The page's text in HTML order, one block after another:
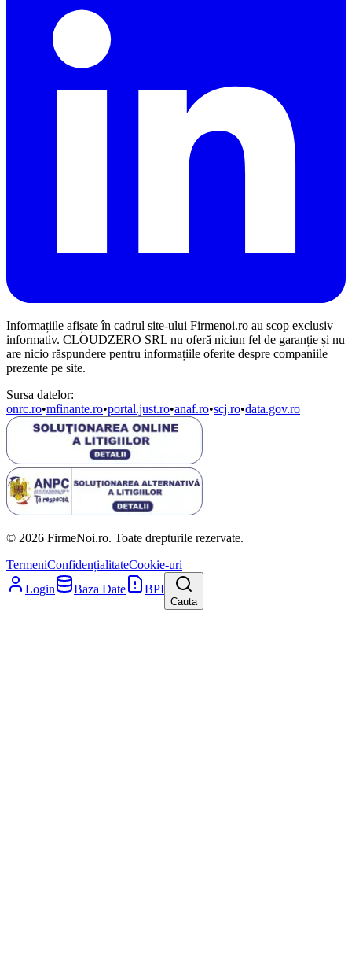
Informațiile afișate în cadrul site-ului Firmenoi.ro au scop exclusiv
informativ. CLOUDZERO SRL nu oferă niciun fel de garanție și nu
are nicio răspundere pentru informațiile oferite despre companiile
prezente pe site.
Sursa datelor:
onrc.ro•mfinante.ro•portal.just.ro•anaf.ro•scj.ro•data.gov.ro
© 2026 FirmeNoi.ro. Toate drepturile rezervate.
TermeniConfidențialitateCookie-uri
Login
Baza Date BPI
Cauta